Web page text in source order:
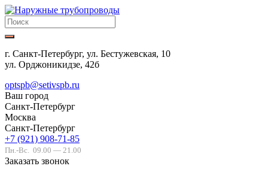
г. Санкт-Петербург, ул. Бестужевская, 10
ул. Орджоникидзе, 42б
optspb@setivspb.ru
Ваш город
Санкт-Петербург
Москва
Санкт-Петербург
+7 (921) 908-71-85
Пн.-Вс. 09.00 — 21.00
Заказать звонок